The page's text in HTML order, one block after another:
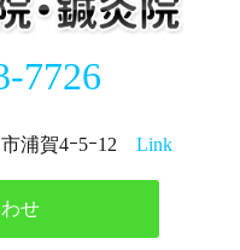
7726
浦賀4ｰ5ｰ12 Link
せ